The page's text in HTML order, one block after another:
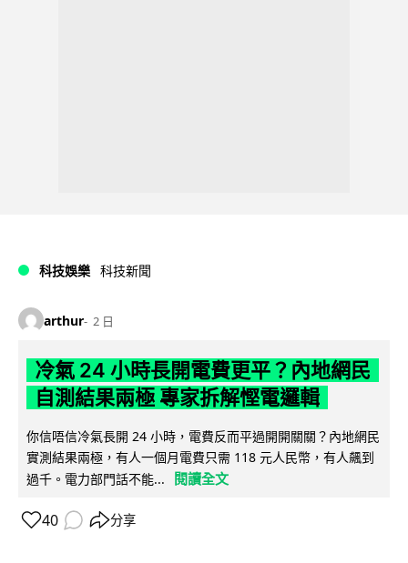
科技娛樂 科技新聞
arthur 2 日
冷氣 24 小時長開電費更平？內地網民
自測結果兩極 專家拆解慳電邏輯
你信唔信冷氣長開 24 小時，電費反而平過開開關關？內地網民
實測結果兩極，有人一個月電費只需 118 元人民幣，有人飆到
過千。電力部門話不能...
閱讀全文
40 分享